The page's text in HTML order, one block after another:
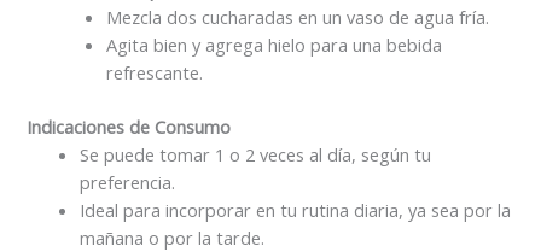
Mezcla dos cucharadas en un vaso de agua fría.
Agita bien y agrega hielo para una bebida
refrescante.
Indicaciones de Consumo
Se puede tomar 1 o 2 veces al día, según tu
preferencia.
Ideal para incorporar en tu rutina diaria, ya sea por la
mañana o por la tarde.